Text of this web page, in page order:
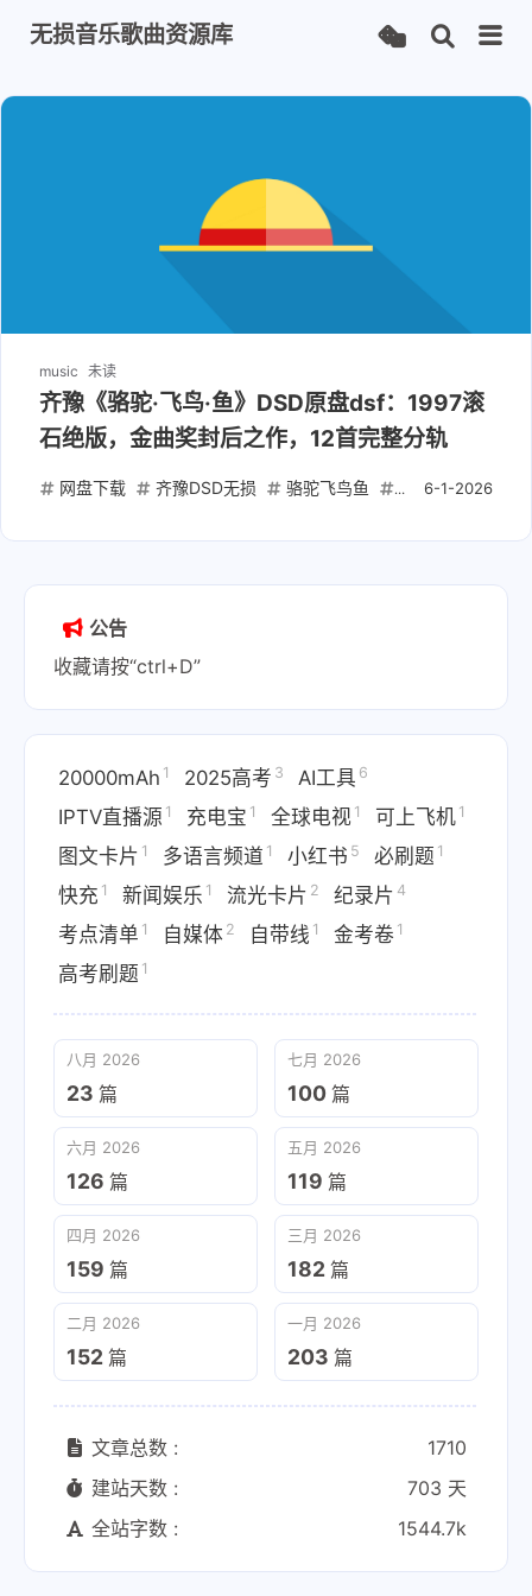
无损音乐歌曲资源库
music 未读
齐豫《骆驼·飞鸟·鱼》DSD原盘dsf：1997滚
石绝版，金曲奖封后之作，12首完整分轨
6-1-2026
网盘下载 齐豫DSD无损 骆驼飞鸟鱼 滚石唱片原盘
公告
收藏请按“ctrl+D”
20000mAh 1 2025高考 3 AI工具 6
IPTV直播源 1 充电宝 1 全球电视 1 可上飞机 1
图文卡片 1 多语言频道 1 小红书 5 必刷题 1
快充 1 新闻娱乐 1 流光卡片 2 纪录片 4
考点清单 1 自媒体 2 自带线 1 金考卷 1
高考刷题 1
八月 2026
23 篇
七月 2026
100 篇
六月 2026
126 篇
五月 2026
119 篇
四月 2026
159 篇
三月 2026
182 篇
二月 2026
152 篇
一月 2026
203 篇
文章总数 :
1710
建站天数 :
703 天
全站字数 :
1544.7k